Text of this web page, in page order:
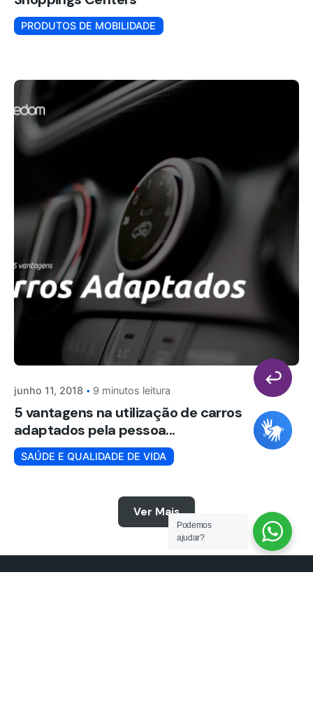
PRODUTOS DE MOBILIDADE
junho 11, 2018 9 minutos leitura
5 vantagens na utilização de carros
adaptados pela pessoa...
SAÚDE E QUALIDADE DE VIDA
Ver Mais
Podemos
ajudar?